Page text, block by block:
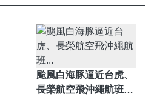
颱風白海豚逼近台虎、
長榮航空飛沖繩航班異